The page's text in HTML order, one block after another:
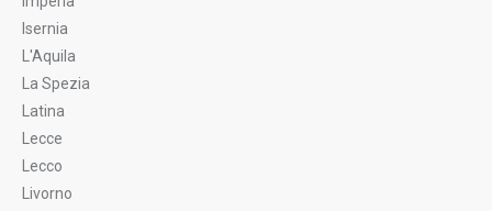
Isernia
L'Aquila
La Spezia
Latina
Lecce
Lecco
Livorno